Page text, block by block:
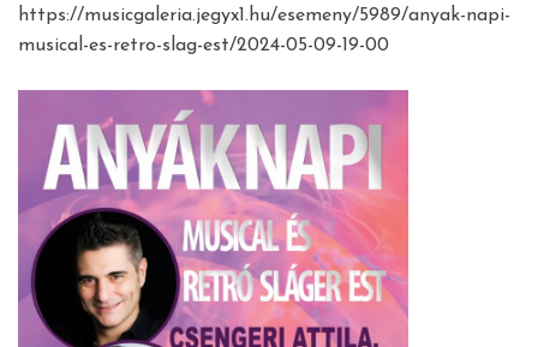
https://musicgaleria.jegyx1.hu/esemeny/5989/anyak-napi-
musical-es-retro-slag-est/2024-05-09-19-00